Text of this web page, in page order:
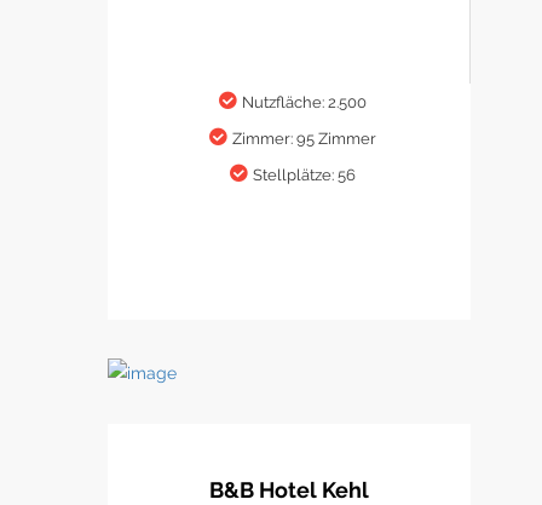
Nutzfläche: 2.500
Zimmer: 95 Zimmer
Stellplätze: 56
B&B Hotel Kehl